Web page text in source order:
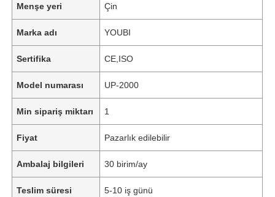
Menşe yeri Çin
Marka adı YOUBI
Sertifika CE,ISO
Model numarası UP-2000
Min sipariş miktarı 1
Fiyat Pazarlık edilebilir
Ambalaj bilgileri 30 birim/ay
Teslim süresi 5-10 iş günü